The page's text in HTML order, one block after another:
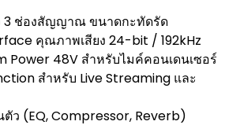
3 ช่องสัญญาณ ขนาดกะทัดรัด
คุณภาพเสียง 24-bit / 192kHz
Power 48V สำหรับไมค์คอนเดนเซอร์
สำหรับ Live Streaming และ
นตัว (EQ, Compressor, Reverb)